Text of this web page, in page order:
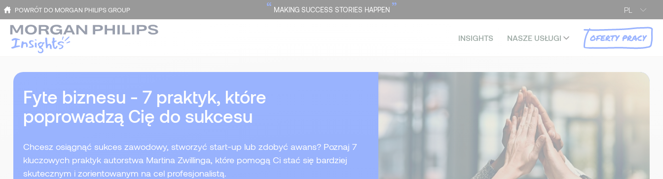
PL
POWRÓT DO MORGAN PHILIPS GROUP “ MAKING SUCCESS STORIES HAPPEN ”
INSIGHTS NASZE USŁUGI OFERTY PRACY
Fyte biznesu - 7 praktyk, które
poprowadzą Cię do sukcesu
Chcesz osiągnąć sukces zawodowy, stworzyć start-up lub zdobyć awans? Poznaj 7
kluczowych praktyk autorstwa Martina Zwillinga, które pomogą Ci stać się bardziej
skutecznym i zorientowanym na cel profesjonalistą.